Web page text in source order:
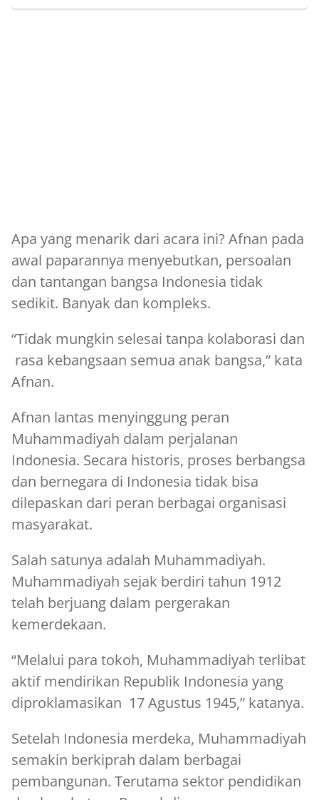
Apa yang menarik dari acara ini? Afnan pada
awal paparannya menyebutkan, persoalan
dan tantangan bangsa Indonesia tidak
sedikit. Banyak dan kompleks.
“Tidak mungkin selesai tanpa kolaborasi dan
rasa kebangsaan semua anak bangsa,” kata
Afnan.
Afnan lantas menyinggung peran
Muhammadiyah dalam perjalanan
Indonesia. Secara historis, proses berbangsa
dan bernegara di Indonesia tidak bisa
dilepaskan dari peran berbagai organisasi
masyarakat.
Salah satunya adalah Muhammadiyah.
Muhammadiyah sejak berdiri tahun 1912
telah berjuang dalam pergerakan
kemerdekaan.
“Melalui para tokoh, Muhammadiyah terlibat
aktif mendirikan Republik Indonesia yang
diproklamasikan 17 Agustus 1945,” katanya.
Setelah Indonesia merdeka, Muhammadiyah
semakin berkiprah dalam berbagai
pembangunan. Terutama sektor pendidikan